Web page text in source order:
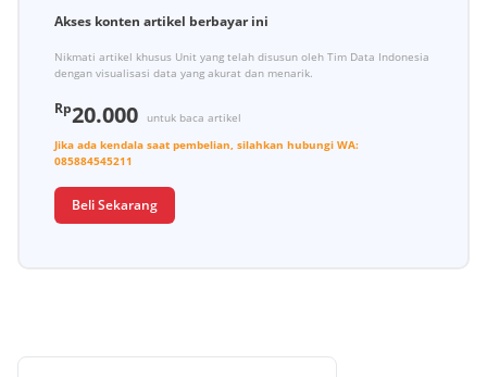
Akses konten artikel berbayar ini
Nikmati artikel khusus Unit yang telah disusun oleh Tim Data Indonesia
dengan visualisasi data yang akurat dan menarik.
Rp20.000
untuk baca artikel
Jika ada kendala saat pembelian, silahkan hubungi WA:
085884545211
Beli Sekarang